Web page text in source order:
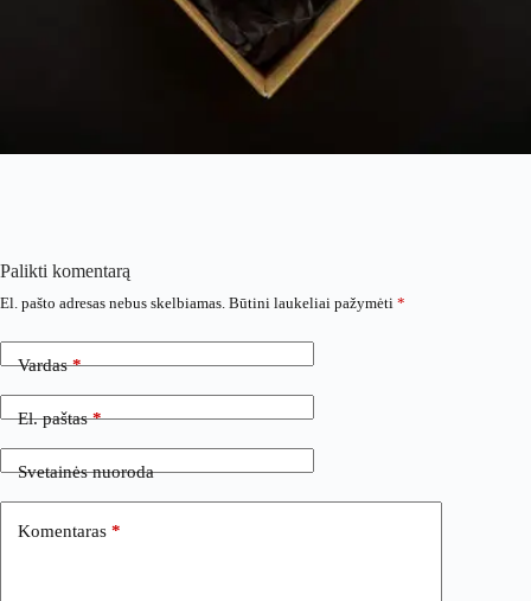
Palikti komentarą
El. pašto adresas nebus skelbiamas. Būtini laukeliai pažymėti *
Vardas*
El. paštas*
Svetainės nuoroda
Komentaras *